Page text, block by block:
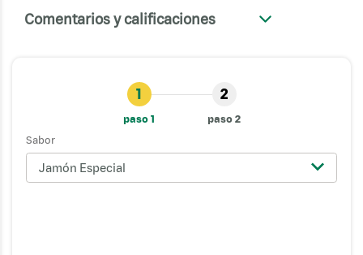
Comentarios y calificaciones +
1
paso 1
2
paso 2
Sabor
Jamón Especial